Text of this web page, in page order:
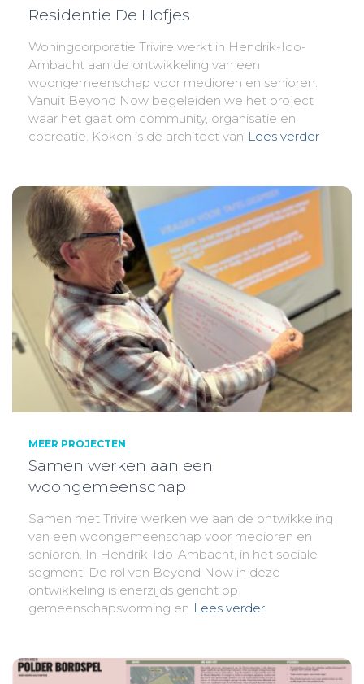
Residentie De Hofjes
Woningcorporatie Trivire werkt in Hendrik-Ido-
Ambacht aan de ontwikkeling van een
woongemeenschap voor medioren en senioren.
Vanuit Beyond Now begeleiden we het project
waar het gaat om community, organisatie en
cocreatie. Kokon is de architect van Lees verder
MEER PROJECTEN
Samen werken aan een
woongemeenschap
Samen met Trivire werken we aan de ontwikkeling
van een woongemeenschap voor medioren en
senioren. In Hendrik-Ido-Ambacht, in het sociale
segment. De rol van Beyond Now in deze
ontwikkeling is enerzijds gericht op
gemeenschapsvorming en Lees verder